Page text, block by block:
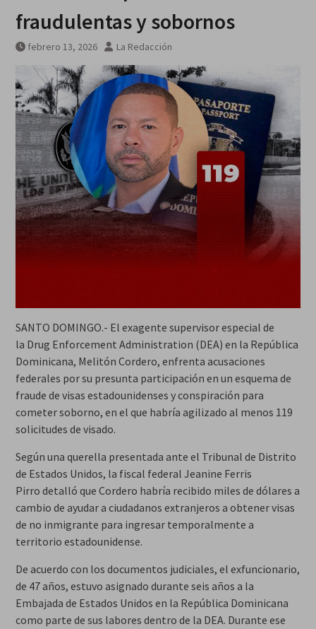
fraudulentas y sobornos
febrero 13, 2026 La Redacción
SANTO DOMINGO.- El exagente supervisor especial de
la Drug Enforcement Administration (DEA) en la República
Dominicana, Melitón Cordero, enfrenta acusaciones
federales por su presunta participación en un esquema de
fraude de visas estadounidenses y conspiración para
cometer soborno, en el que habría agilizado al menos 119
solicitudes de visado.
Según una querella presentada ante el Tribunal de Distrito
de Estados Unidos, la fiscal federal Jeanine Ferris
Pirro detalló que Cordero habría recibido miles de dólares a
cambio de ayudar a ciudadanos extranjeros a obtener visas
de no inmigrante para ingresar temporalmente a
territorio estadounidense.
De acuerdo con los documentos judiciales, el exfuncionario,
de 47 años, estuvo asignado durante seis años a la
Embajada de Estados Unidos en la República Dominicana
como parte de sus labores dentro de la DEA. Durante ese